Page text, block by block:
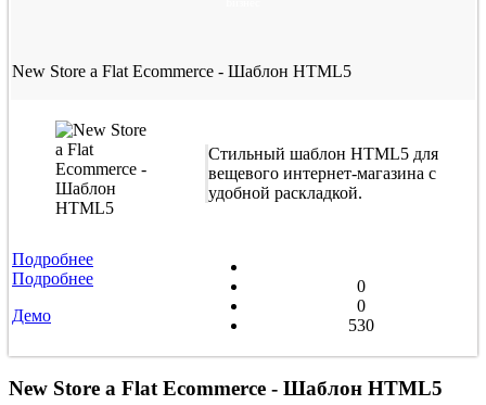
New Store a Flat Ecommerce - Шаблон HTML5
Стильный шаблон HTML5 для
вещевого интернет-магазина с
удобной раскладкой.
Подробнее
Подробнее
Демо
0
0
530
New Store a Flat Ecommerce - Шаблон HTML5